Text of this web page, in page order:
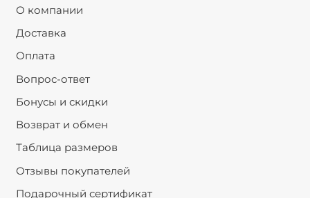
О компании
Доставка
Оплата
Вопрос-ответ
Бонусы и скидки
Возврат и обмен
Таблица размеров
Отзывы покупателей
Подарочный сертификат